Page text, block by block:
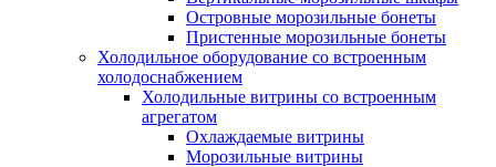
Островные морозильные бонеты
Пристенные морозильные бонеты
Холодильное оборудование со встроенным
холодоснабжением
Холодильные витрины со встроенным
агрегатом
Охлаждаемые витрины
Морозильные витрины